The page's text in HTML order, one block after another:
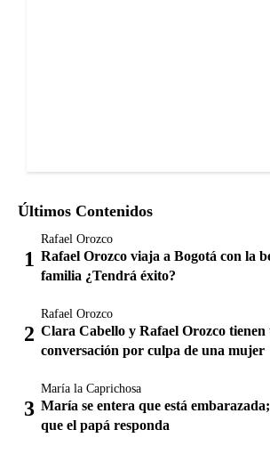
Últimos Contenidos
Rafael Orozco
Rafael Orozco viaja a Bogotá con la
familia ¿Tendrá éxito?
Rafael Orozco
Clara Cabello y Rafael Orozco tienen
conversación por culpa de una mujer
María la Caprichosa
María se entera que está
que el papá responda